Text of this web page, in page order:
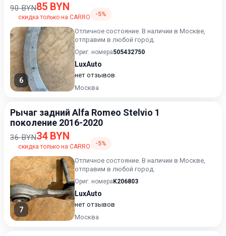
90 BYN85 BYN
скидка только на CARRO -5%
6
Отличное состояние. В наличии в Москве,
отправим в любой город.
Ориг. номера505432750
LuxAuto
нет отзывов
Москва
Рычаг задний Alfa Romeo Stelvio 1
поколение 2016-2020
36 BYN34 BYN
скидка только на CARRO -5%
7
Отличное состояние. В наличии в Москве,
отправим в любой город.
Ориг. номера K206803
LuxAuto
нет отзывов
Москва